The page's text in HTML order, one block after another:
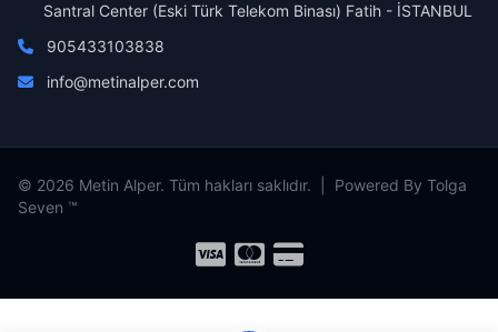
Santral Center (Eski Türk Telekom Binası) Fatih - İSTANBUL
905433103838
info@metinalper.com
© 2026 Metin Alper. Tüm hakları saklıdır. | Powered By Tolga
Seven ™